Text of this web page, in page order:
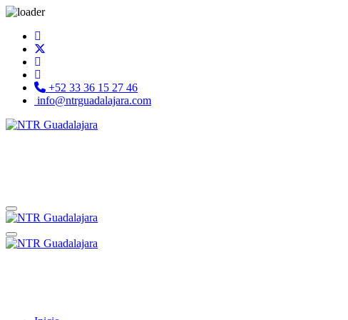
+52 33 36 15 27 46
info@ntrguadalajara.com